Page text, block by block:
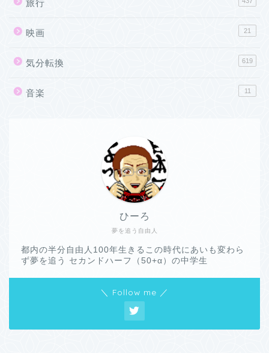
旅行
映画 21
気分転換 619
音楽 11
夢を追う自由人
ひーろ
都内の半分自由人100年生きるこの時代にあいも変わら
ず夢を追う セカンドハーフ（50+α）の中学生
＼ Follow me ／